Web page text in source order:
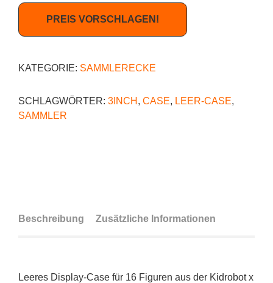
PREIS VORSCHLAGEN!
KATEGORIE: SAMMLERECKE
SCHLAGWÖRTER: 3INCH , CASE, LEER-CASE,
SAMMLER
Beschreibung Zusätzliche Informationen
Leeres Display-Case für 16 Figuren aus der Kidrobot x